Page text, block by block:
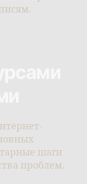
шаги
проблем.